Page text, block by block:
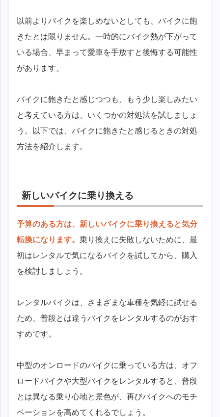
以前よりバイクを楽しめないとしても、バイクに飽
きたとは限りません。一時的にバイク熱が下がって
いる場合、早まって愛車を手放すと後悔する可能性
があります。
バイクに飽きたと感じつつも、もう少し楽しみたい
と考えている方は、いくつかの対処法を試しましょ
う。以下では、バイクに飽きたと感じるときの対処
方法を紹介します。
新しいバイクに乗り換える
予算のある方は、新しいバイクに乗り換えると気分
転換になります。 乗り換えに失敗しないために、最
初はレンタルで気になるバイクを試してから、購入
を検討しましょう。
レンタルバイクは、さまざまな車種を気軽に試せる
ため、普段とは違うバイクをレンタルするのがおす
すめです。
中型のオンロードのバイクに乗っている方は、オフ
ロードバイクや大型バイクをレンタルすると、普段
とは異なる乗り心地と景色が、再びバイクへのモチ
ベーションを高めてくれるでしょう。